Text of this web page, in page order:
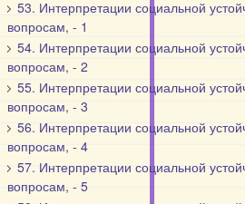
53. Интерпретации социальной
вопросам, - 1
54. Интерпретации социальной
вопросам, - 2
55. Интерпретации социальной
вопросам, - 3
56. Интерпретации социальной
вопросам, - 4
57. Интерпретации социальной
вопросам, - 5